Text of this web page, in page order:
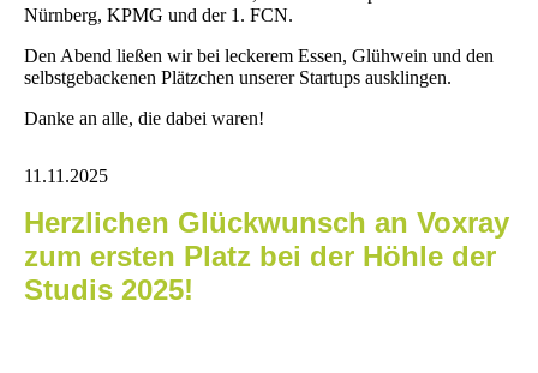
Nürnberg, KPMG und der 1. FCN.
Den Abend ließen wir bei leckerem Essen, Glühwein und den
selbstgebackenen Plätzchen unserer Startups ausklingen.
Danke an alle, die dabei waren!
11.11.2025
Herzlichen Glückwunsch an Voxray
zum ersten Platz bei der Höhle der
Studis 2025!